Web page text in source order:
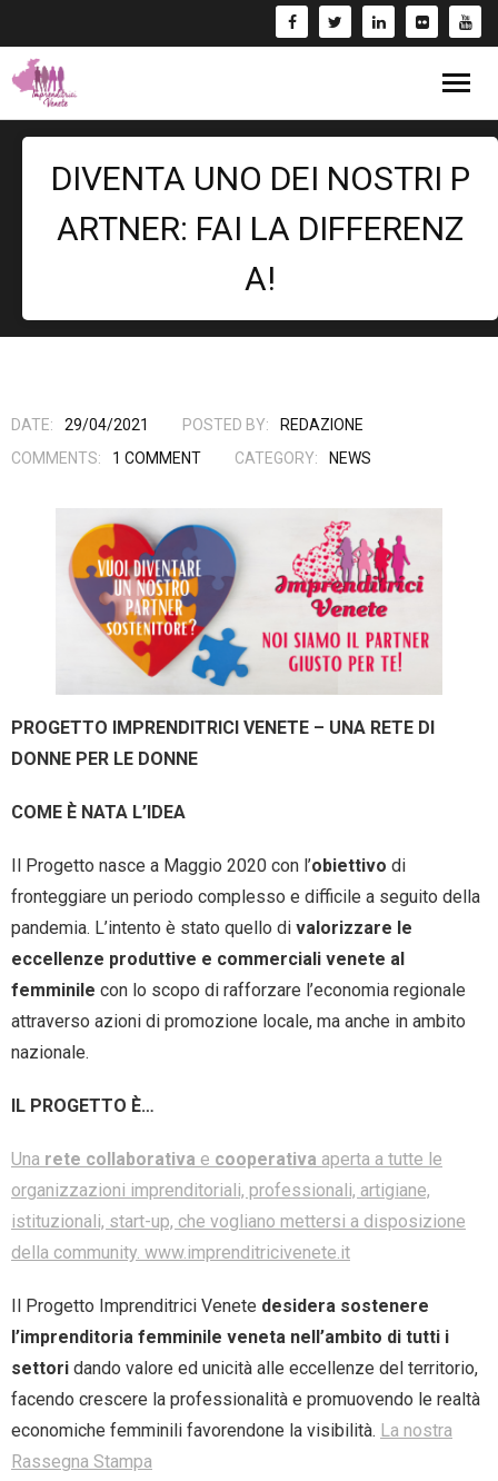
Libri
- Entra nel Circuito
Contatti
DIVENTA UNO DEI NOSTRI P
ARTNER: FAI LA DIFFERENZ
A!
DATE: 29/04/2021 POSTED BY:
REDAZIONE
COMMENTS:
1 COMMENT CATEGORY: NEWS
PROGETTO IMPRENDITRICI VENETE – UNA RETE DI
DONNE PER LE DONNE
COME È NATA L’IDEA
Il Progetto nasce a Maggio 2020 con l’obiettivo di
fronteggiare un periodo complesso e difficile a seguito della
pandemia. L’intento è stato quello di valorizzare le
eccellenze produttive e commerciali venete al
femminile con lo scopo di rafforzare l’economia regionale
attraverso azioni di promozione locale, ma anche in ambito
nazionale.
IL PROGETTO È…
Una rete collaborativa e cooperativa aperta a tutte le
organizzazioni imprenditoriali, professionali, artigiane,
istituzionali, start-up, che vogliano mettersi a disposizione
della community. www.imprenditricivenete.it
Il Progetto Imprenditrici Venete desidera sostenere
l’imprenditoria femminile veneta nell’ambito di tutti i
settori dando valore ed unicità alle eccellenze del territorio,
facendo crescere la professionalità e promuovendo le realtà
economiche femminili favorendone la visibilità. La nostra
Rassegna Stampa